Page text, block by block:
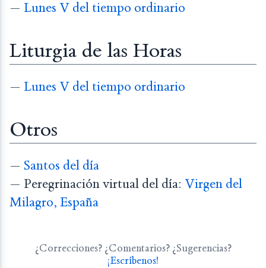
— Lunes V del tiempo ordinario
Liturgia de las Horas
— Lunes V del tiempo ordinario
Otros
— Santos del día
— Peregrinación virtual del día: Virgen del
Milagro, España
¿Correcciones? ¿Comentarios? ¿Sugerencias?
¡Escríbenos!